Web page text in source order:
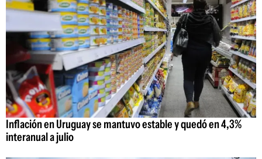
Inflación en Uruguay se mantuvo estable y quedó en 4,3%
interanual a julio